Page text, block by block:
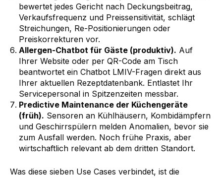
bewertet jedes Gericht nach Deckungsbeitrag,
Verkaufsfrequenz und Preissensitivität, schlägt
Streichungen, Re-Positionierungen oder
Preiskorrekturen vor.
Allergen-Chatbot für Gäste (produktiv). Auf
Ihrer Website oder per QR-Code am Tisch
beantwortet ein Chatbot LMIV-Fragen direkt aus
Ihrer aktuellen Rezeptdatenbank. Entlastet Ihr
Servicepersonal in Spitzenzeiten messbar.
Predictive Maintenance der Küchengeräte
(früh). Sensoren an Kühlhäusern, Kombidämpfern
und Geschirrspülern melden Anomalien, bevor sie
zum Ausfall werden. Noch frühe Praxis, aber
wirtschaftlich relevant ab dem dritten Standort.
Was diese sieben Use Cases verbindet, ist die